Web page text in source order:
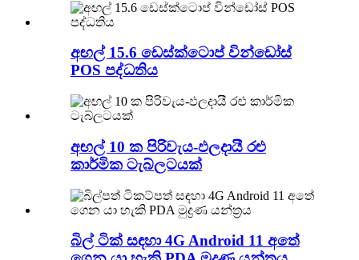
අඟල් 15.6 ඩෙස්ක්ටොප් වින්ඩෝස්
POS පද්ධතිය
අඟල් 10 ක පිරිවැය-ඵලදායී රළු
කාර්මික ටැබ්ලටයක්
බිල් ටික් සඳහා 4G Android 11 අතේ